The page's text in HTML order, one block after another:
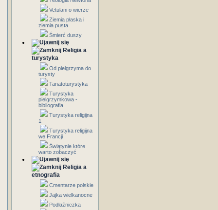
Vetulani o wierze
Ziemia płaska i
ziemia pusta
Śmierć duszy
Religia a
turystyka
Od pielgrzyma do
turysty
Tanatoturystyka
Turystyka
pielgrzymkowa -
bibliografia
Turystyka religijna
1
Turystyka religijna
we Francji
Świątynie które
warto zobaczyć
Religia a
etnografia
Cmentarze polskie
Jajka wielkanocne
Podłaźniczka